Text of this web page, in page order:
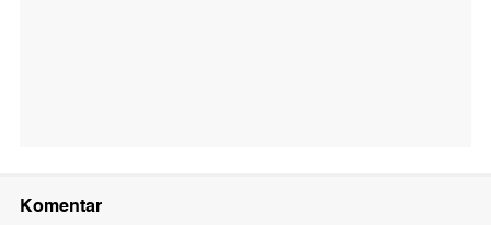
Komentar